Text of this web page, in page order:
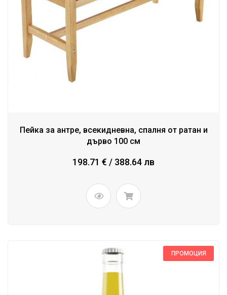
Пейка за антре, всекидневна, спалня от ратан и
дърво 100 см
198.71 € / 388.64 лв
ПРОМОЦИЯ